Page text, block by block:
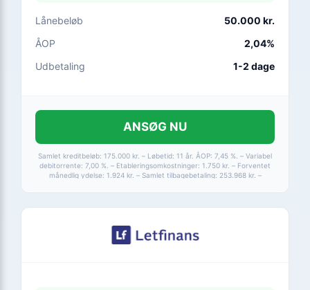
Lånebeløb
50.000 kr.
ÅOP
2,04%
Udbetaling
1-2 dage
ANSØG NU
Samlet kreditbeløb: 175.000 kr. – Løbetid: 11 år. ÅOP: 7,45 %. – Variabel
debitorrente: 7,00 %. – Etableringsomkostninger: 1.750 kr. – Forventet
månedlig ydelse: 1.924 kr. – Samlet tilbagebetaling: 253.968 kr. –